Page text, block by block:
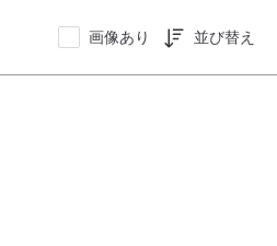
画像あり 並び替え